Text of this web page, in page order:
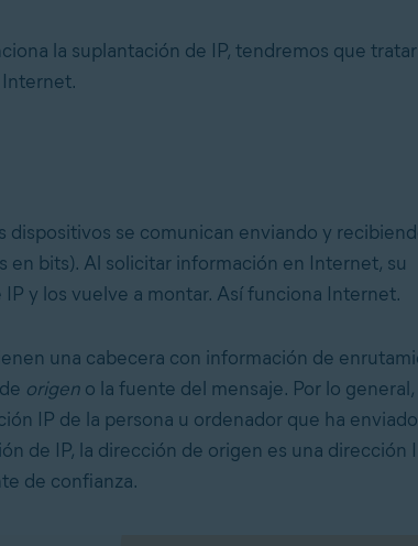
la suplantación de IP, tendremos que tratar
dispositivos se comunican enviando y
en bits). Al solicitar información en Internet, su
y los vuelve a montar. Así funciona Internet.
una cabecera con información de
origeno la fuente del mensaje. Por lo general,
IP de la persona u ordenador que ha
de IP, la dirección de origen es una dirección
de confianza.